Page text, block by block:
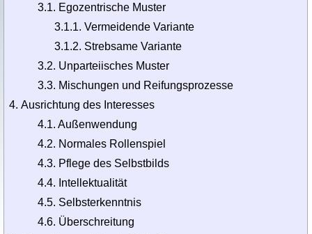
3.1. Egozentrische Muster
3.1.1. Vermeidende Variante
3.1.2. Strebsame Variante
3.2. Unparteiisches Muster
3.3. Mischungen und Reifungsprozesse
Ausrichtung des Interesses
4.1. Außenwendung
4.2. Normales Rollenspiel
4.3. Pflege des Selbstbilds
4.4. Intellektualität
4.5. Selbsterkenntnis
4.6. Überschreitung